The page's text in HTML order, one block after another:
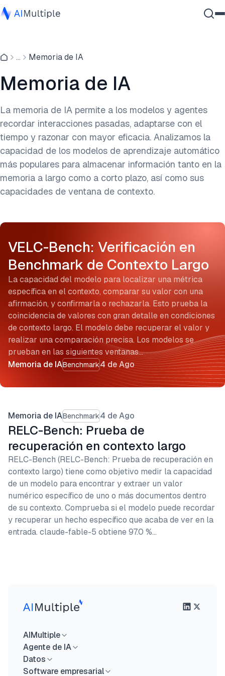
Ciberseguridad
Software empresarial
Contáctanos
... Memoria de IA
Memoria de IA
La memoria de IA permite a los modelos y agentes
recordar interacciones pasadas, adaptarse con el
tiempo y razonar con mayor eficacia. Analizamos la
capacidad de los modelos de aprendizaje automático
más populares para almacenar información tanto en la
memoria a largo como a corto plazo, así como sus
capacidades de ventana de contexto.
VELC-Bench: Verificación en
Benchmark de Contexto Largo
Memoria de IABenchmark4 de Ago
La capacidad del modelo para localizar una métrica
específica en el contexto, comparar su valor con una
afirmación, y confirmarla o rechazarla. Esto prueba la
coincidencia de valores con gran detalle en condiciones
de contexto largo. El modelo debe recuperar el valor y
realizar una comparación precisa. Los modelos se
prueban en las siguientes ventanas…
Memoria de IABenchmark4 de Ago
RELC-Bench: Prueba de
recuperación en contexto largo
RELC-Bench (RELC-Bench: Prueba de recuperación en
contexto largo) tiene como objetivo medir la capacidad
de un modelo para encontrar y extraer un valor
numérico específico de uno o más documentos dentro
de su contexto. Comprueba si el modelo puede recordar
y recuperar un hecho específico que acaba de ver en la
entrada. claude-fable-5 obtiene 97.0 %…
AIMultiple
Agente de IA
Datos
Software empresarial